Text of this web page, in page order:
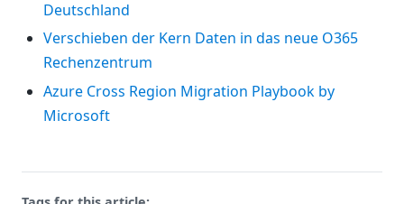
Deutschland
Verschieben der Kern Daten in das neue O365
Rechenzentrum
Azure Cross Region Migration Playbook by
Microsoft